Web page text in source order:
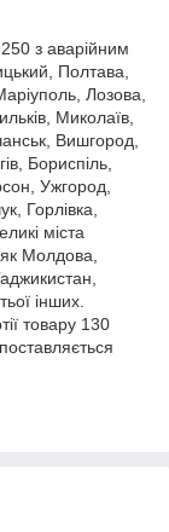
з аварійним
Полтава,
Лозова,
Миколаїв,
Вишгород,
Бориспіль,
Ужгород,
Горлівка,
міста
Молдова,
інших.
товару 130